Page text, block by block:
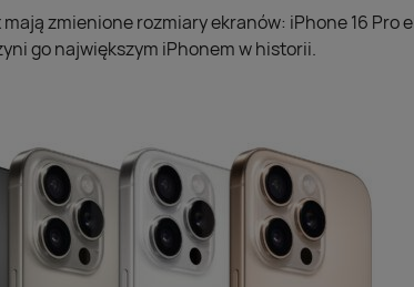
mają zmienione rozmiary ekranów: iPhone 16 Pro
go największym iPhonem w historii.